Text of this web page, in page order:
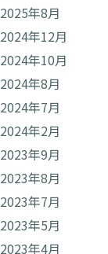
2025年8月
2024年12月
2024年10月
2024年8月
2024年7月
2024年2月
2023年9月
2023年8月
2023年7月
2023年5月
2023年4月